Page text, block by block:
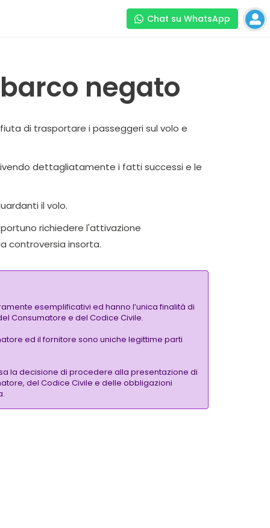
Chat su WhatsApp
negato
di trasportare i passeggeri sul volo e
dettagliatamente i fatti successi e le
il volo.
richiedere l'attivazione
controversia insorta.
esemplificativi ed hanno l’unica finalità di
Consumatore e del Codice Civile.
ed il fornitore sono uniche legittime parti
la decisione di procedere alla presentazione di
del Codice Civile e delle obbligazioni